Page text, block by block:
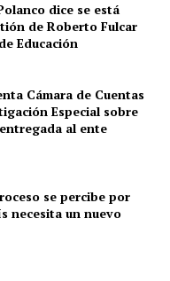
dice se está
de Roberto Fulcar
Educación
Cámara de Cuentas
Especial sobre
al ente
se percibe por
necesita un nuevo